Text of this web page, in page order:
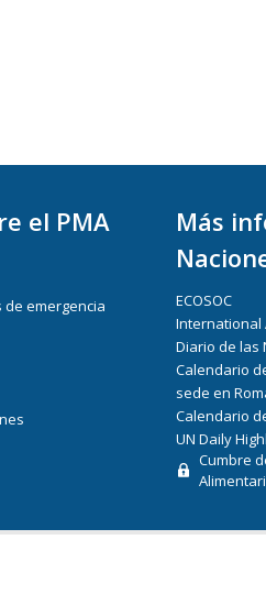
el PMA
emergencia
Más
ECOSOC
International
Diario de las
Calendario
sede en
Calendario
UN Daily
Cumbre